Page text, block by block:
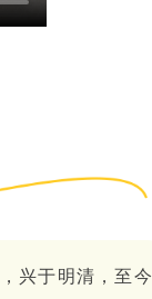
兴于明清，至今